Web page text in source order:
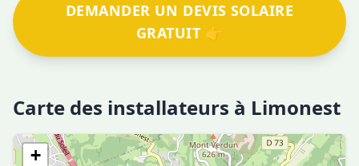
DEMANDER UN DEVIS SOLAIRE
GRATUIT 👉
Carte des installateurs à Limonest
+